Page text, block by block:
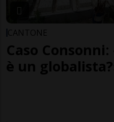
CANTONE
Caso
è un